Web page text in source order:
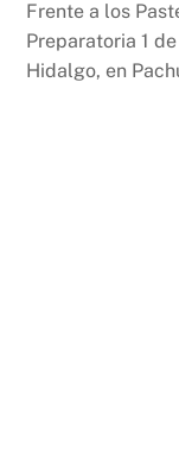
Frente a los
Preparatoria 1
Hidalgo, en